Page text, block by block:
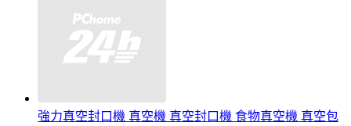
強力真空封口機 真空機 真空封口機 食物真空機 真空包